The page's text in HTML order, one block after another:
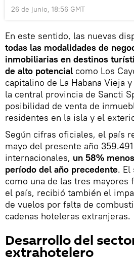
26 de junio, 18:56 GMT
En este sentido, las nuevas
todas las modalidades de
inmobiliarias en destinos
de alto potencial como Los
capitalino de La Habana Vieja
la central provincia de Sancti
posibilidad de venta de
residentes en la isla y el
Según cifras oficiales, el país
mayo del presente año
internacionales, un 58%
período del año precedente. El
como una de las tres mayores
el país, recibió también el
de vuelos por falta de
cadenas hoteleras extranjeras.
Desarrollo del
extrahotelero